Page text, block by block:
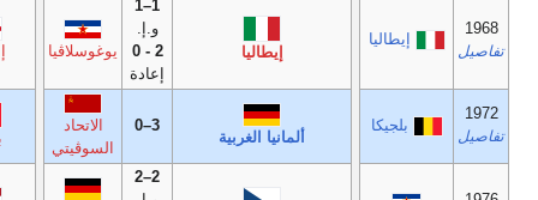
إيطاليا
و.إ.
2 - 0
إنگلترة
الاتحاد
السوڤيتي
الغربية
3–0
السوڤيتي
بلجيكا المجر